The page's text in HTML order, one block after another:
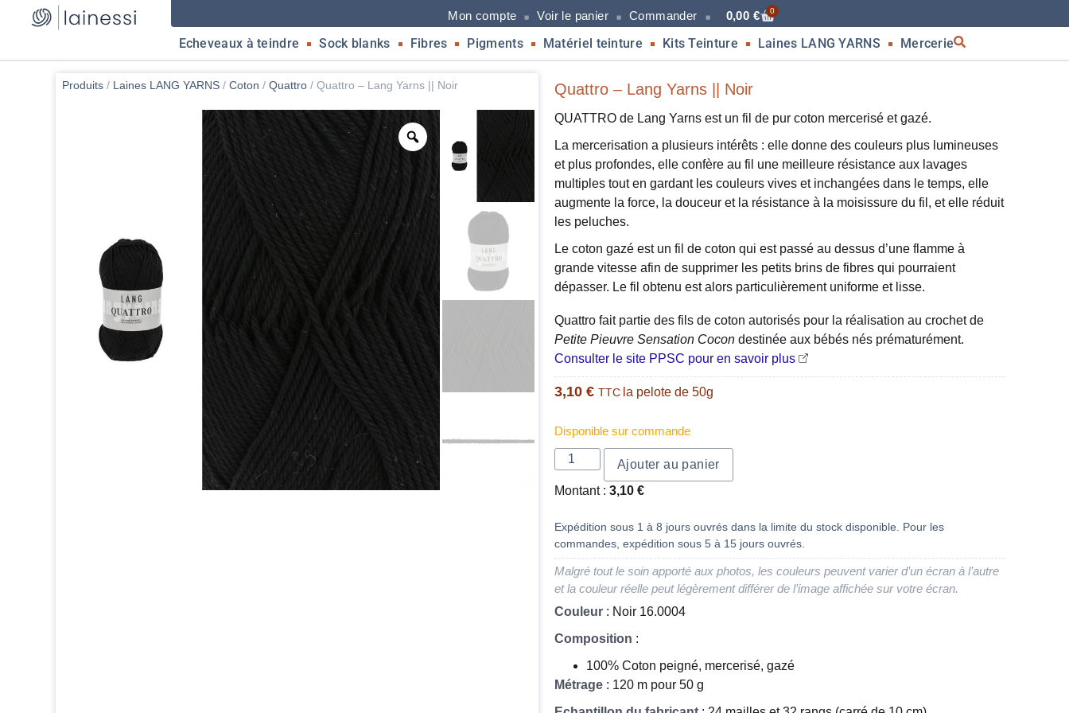
Mon compte Voir le panier Commander 0,00 € 0
Echeveaux à teindre Sock blanks Fibres Pigments Matériel teinture Kits Teinture Laines LANG YARNS Mercerie
Produits / Laines LANG YARNS / Coton / Quattro / Quattro – Lang Yarns || Noir Quattro – Lang Yarns || Noir
QUATTRO de Lang Yarns est un fil de pur coton mercerisé et gazé.
La mercerisation a plusieurs intérêts : elle donne des couleurs plus lumineuses
et plus profondes, elle confère au fil une meilleure résistance aux lavages
multiples tout en gardant les couleurs vives et inchangées dans le temps, elle
augmente la force, la douceur et la résistance à la moisissure du fil, et elle réduit
les peluches.
Le coton gazé est un fil de coton qui est passé au dessus d’une flamme à
grande vitesse afin de supprimer les petits brins de fibres qui pourraient
dépasser. Le fil obtenu est alors particulièrement uniforme et lisse.
Quattro fait partie des fils de coton autorisés pour la réalisation au crochet de
Petite Pieuvre Sensation Cocon destinée aux bébés nés prématurément.
Consulter le site PPSC pour en savoir plus
3,10 € TTC la pelote de 50g
Disponible sur commande
Ajouter au panier
Montant : 3,10 €
Expédition sous 1 à 8 jours ouvrés dans la limite du stock disponible. Pour les
commandes, expédition sous 5 à 15 jours ouvrés.
Malgré tout le soin apporté aux photos, les couleurs peuvent varier d’un écran à l’autre
et la couleur réelle peut légèrement différer de l’image affichée sur votre écran.
Couleur : Noir 16.0004
Composition :
100% Coton peigné, mercerisé, gazé
Métrage : 120 m pour 50 g